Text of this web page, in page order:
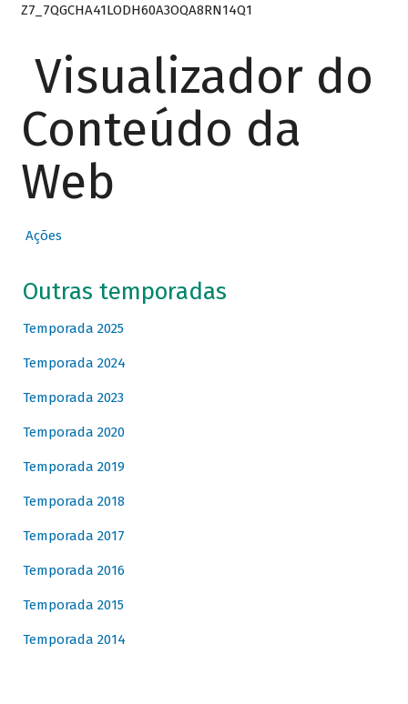
Z7_7QGCHA41LODH60A3OQA8RN14Q1
Visualizador do
Conteúdo da
Web
Ações
Outras temporadas
Temporada 2025
Temporada 2024
Temporada 2023
Temporada 2020
Temporada 2019
Temporada 2018
Temporada 2017
Temporada 2016
Temporada 2015
Temporada 2014